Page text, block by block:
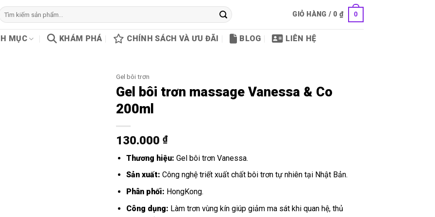
GIỎ HÀNG / 0₫ 0
MỤC KHÁM PHÁ CHÍNH SÁCH VÀ ƯU ĐÃI BLOG LIÊN HỆ
Gel bôi trơn
Gel bôi trơn massage Vanessa & Co
200ml
130.000 ₫
Thương hiệu: Gel bôi trơn Vanessa.
Sản xuất: Công nghệ triết xuất chất bôi trơn tự nhiên tại Nhật Bản.
Phân phối: HongKong.
Công dụng: Làm trơn vùng kín giúp giảm ma sát khi quan hệ, thủ